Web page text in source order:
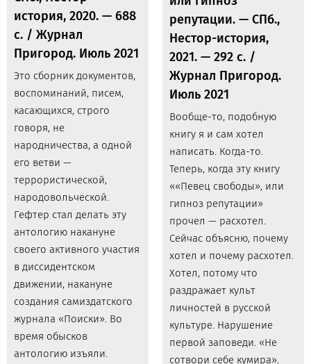
история, 2020. — 688
с. / Журнал
Пригород. Июль 2021
Это сборник документов,
воспоминаний, писем,
касающихся, строго
говоря, не
народничества, а одной
его ветви —
террористической,
народовольческой.
Гефтер стал делать эту
антологию накануне
своего активного участия
в диссидентском
движении, накануне
создания самиздатского
журнала «Поиски». Во
время обысков
антологию изъяли.
репутации. — СПб.,
Нестор-история,
2021. — 292 с. /
Журнал Пригород.
Июль 2021
Вообще-то, подобную
книгу я и сам хотел
написать. Когда-то.
Теперь, когда эту книгу
««Певец свободы», или
гипноз репутации»
прочел — расхотел.
Сейчас объясню, почему
хотел и почему расхотел.
Хотел, потому что
раздражает культ
личностей в русской
культуре. Нарушение
первой заповеди. «Не
сотвори себе кумира».